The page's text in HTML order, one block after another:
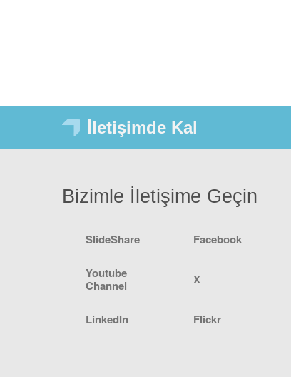
İletişimde Kal
Bizimle İletişime Geçin
SlideShare Facebook
Youtube
Channel
X
LinkedIn Flickr